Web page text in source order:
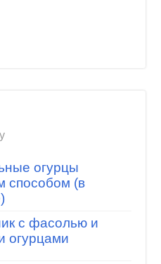
огурцы
способом (в
с фасолью и
огурцами